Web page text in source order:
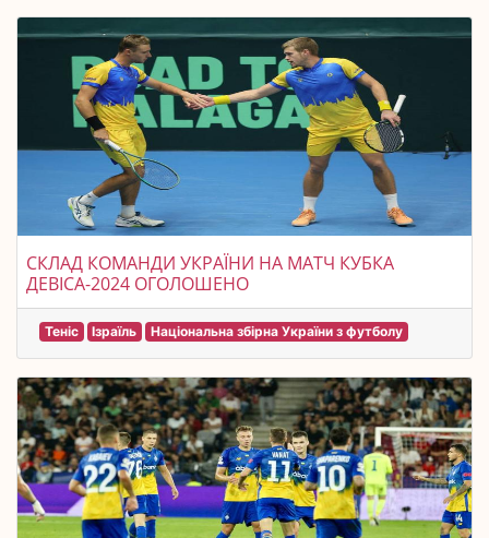
СКЛАД КОМАНДИ УКРАЇНИ НА МАТЧ КУБКА
ДЕВІСА-2024 ОГОЛОШЕНО
Теніс Ізраїль Національна збірна України з футболу